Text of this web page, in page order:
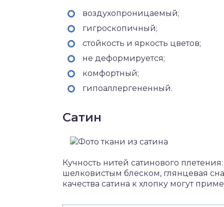
воздухопроницаемый;
гигроскопичный;
стойкость и яркость цветов;
не деформируется;
комфортный;
гипоаллергененный.
Сатин
Кучность нитей сатинового
шелковистым блеском, глянцевая
качества сатина к хлопку могут